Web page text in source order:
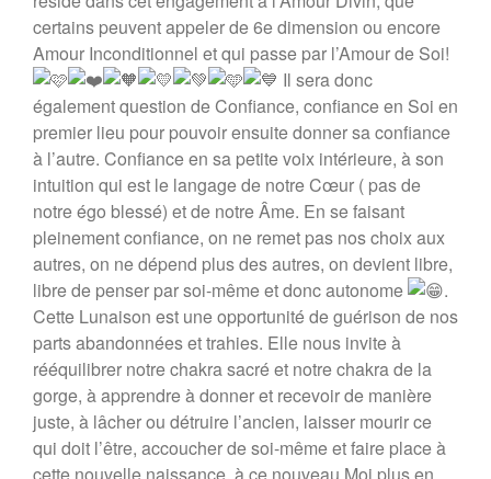
certains peuvent appeler de 6e dimension ou encore
Amour Inconditionnel et qui passe par l’Amour de Soi!
Il sera donc
également question de Confiance, confiance en Soi en
premier lieu pour pouvoir ensuite donner sa confiance
à l’autre. Confiance en sa petite voix intérieure, à son
intuition qui est le langage de notre Cœur ( pas de
notre égo blessé) et de notre Âme. En se faisant
pleinement confiance, on ne remet pas nos choix aux
autres, on ne dépend plus des autres, on devient libre,
libre de penser par soi-même et donc autonome
.
Cette Lunaison est une opportunité de guérison de nos
parts abandonnées et trahies. Elle nous invite à
rééquilibrer notre chakra sacré et notre chakra de la
gorge, à apprendre à donner et recevoir de manière
juste, à lâcher ou détruire l’ancien, laisser mourir ce
qui doit l’être, accoucher de soi-même et faire place à